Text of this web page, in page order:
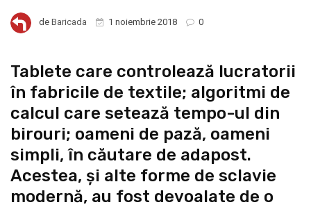
de Baricada 1 noiembrie 2018 0
Tablete care controlează lucratorii
în fabricile de textile; algoritmi de
calcul care setează tempo-ul din
birouri; oameni de pază, oameni
simpli, în căutare de adapost.
Acestea, şi alte forme de sclavie
modernă, au fost devoalate de o